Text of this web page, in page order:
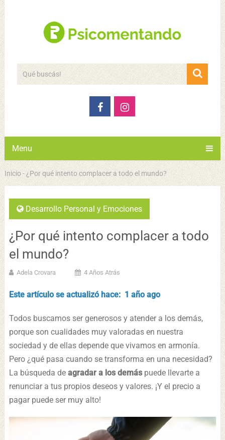
Menu
Inicio-¿Por qué intento complacer a todo el mundo?
Desarrollo Personal y Emociones
¿Por qué intento complacer a todo
el mundo?
Adela Crovara 4 Años Atrás
Este artículo se actualizó hace: 1 año ago
Todos buscamos ser generosos y atender a los demás,
porque son cualidades muy valoradas en nuestra
sociedad y de ellas depende que vivamos en armonía.
Pero ¿qué pasa cuando se transforma en una necesidad?
La búsqueda de agradar a los demáspuede llevarte a
renunciar a tus propios deseos y valores. ¡Y el precio a
pagar puede ser muy alto!